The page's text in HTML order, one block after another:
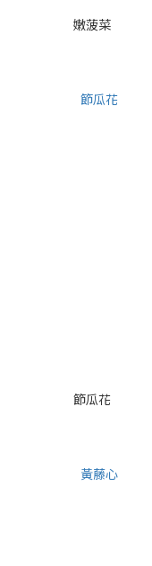
嫩菠菜
節瓜花